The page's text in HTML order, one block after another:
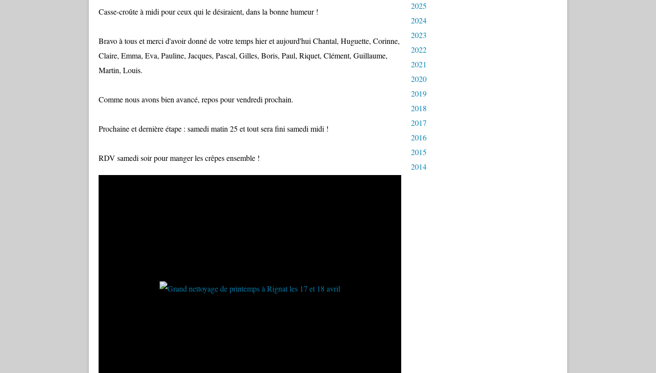
Casse-croûte à midi pour ceux qui le désiraient, dans la bonne humeur !
Bravo à tous et merci d'avoir donné de votre temps hier et aujourd'hui Chantal, Huguette, Corinne,
Claire, Emma, Eva, Pauline, Jacques, Pascal, Gilles, Boris, Paul, Riquet, Clément, Guillaume,
Martin, Louis.
Comme nous avons bien avancé, repos pour vendredi prochain.
Prochaine et dernière étape : samedi matin 25 et tout sera fini samedi midi !
RDV samedi soir pour manger les crêpes ensemble !
2025
2024
2023
2022
2021
2020
2019
2018
2017
2016
2015
2014